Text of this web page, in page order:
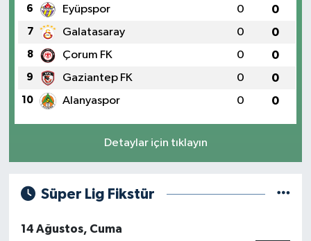
6 Eyüpspor 0 0
7 Galatasaray 0 0
8 Çorum FK 0 0
9 Gaziantep FK 0 0
10 Alanyaspor 0 0
Detaylar için tıklayın
Süper Lig Fikstür
14 Ağustos, Cuma